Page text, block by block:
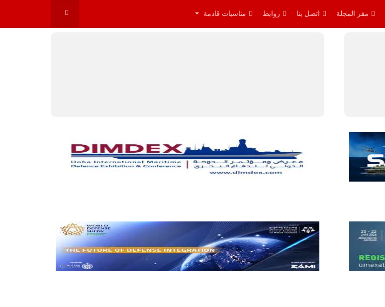
مقر المجلة اتصل بنا روابط مناسبات قادمة
أفريقيا
تتصدر العالم
في الطلب
المتوقع على
للصناعات الجوية
أن تصبح القارة
الأفريقية أكبر
سوق عالمي
لطائرة الهجوم
الخفيف
والتدريب